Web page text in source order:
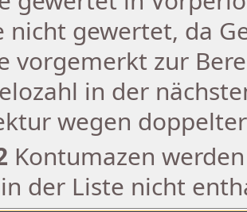
nicht gewertet, da
vorgemerkt zur
in der
wegen
Kontumazen
der Liste nicht